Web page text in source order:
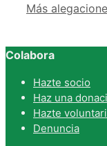
Más
Colabora
Hazte socio
Haz una
Hazte
Denuncia